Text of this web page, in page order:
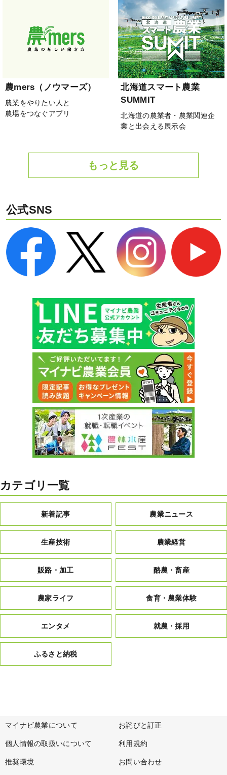
農mers（ノウマーズ）
農業をやりたい人と
農場をつなぐアプリ
北海道スマート農業
SUMMIT
北海道の農業者・農業関連企
業と出会える展示会
もっと見る
公式SNS
カテゴリ一覧
新着記事 農業ニュース
生産技術 農業経営
販路・加工 酪農・畜産
農家ライフ 食育・農業体験
エンタメ 就農・採用
ふるさと納税
マイナビ農業について お詫びと訂正
個人情報の取扱いについて 利用規約
推奨環境 お問い合わせ